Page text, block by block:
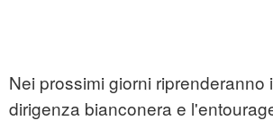
Nei prossimi giorni riprenderanno
dirigenza bianconera e